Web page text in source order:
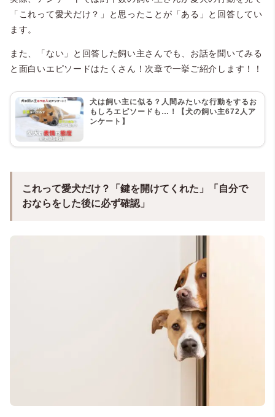
■愛犬の行動を見て「これって愛犬だけ？」と思ったことはある？
・ある：51.3％（61人）
・ない：48.7％（58人）
「これって愛犬だけ？」と思ったことが「ある」と回答してい
ます。
また、「ない」と回答した飼い主さんでも、お話を聞いてみる
と面白いエピソードはたくさん！次章で一挙ご紹介します！！
犬は飼い主に似る？人間みたいな行動をするお
もしろエピソードも…！【犬の飼い主672人ア
ンケート】
これって愛犬だけ？「鍵を開けてくれた」「自分で
おならをした後に必ず確認」